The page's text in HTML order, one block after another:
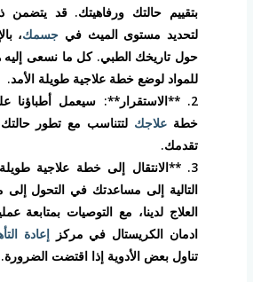
بتقييم حالتك ورفاهيتك. قد
لتحديد مستوى الميث في جسمك،
حول تاريخك الطبي. كل ما نسعى
للمواد لوضع خطة علاجية طويلة الأمد.
2. **الاستقرار**: سيعمل أطباؤنا
خطة علاجك لتتناسب مع تطور
تقدمك.
3. **الانتقال إلى خطة علاجية
التالية إلى مساعدتك في التحول
العلاج لدينا، مع التوصيات بمتابعة
ادمان الكريستال في مركزإعادة
تناول بعض الأدوية إذا اقتضت الضرورة.